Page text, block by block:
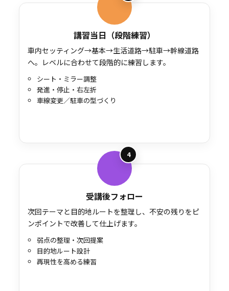
講習当日（段階練習）
車内セッティング→基本→生活道路→駐車→幹線道路
へ。レベルに合わせて段階的に練習します。
シート・ミラー調整
発進・停止・右左折
車線変更／駐車の型づくり
4
受講後フォロー
次回テーマと目的地ルートを整理し、不安の残りをピ
ンポイントで改善して仕上げます。
弱点の整理・次回提案
目的地ルート設計
再現性を高める練習